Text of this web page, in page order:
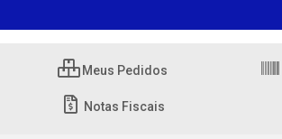
Meus Pedidos
Notas Fiscais